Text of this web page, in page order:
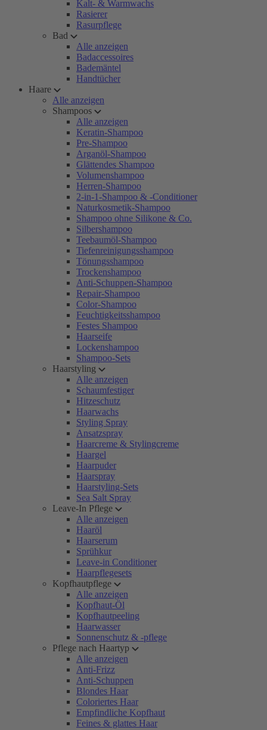
Kalt- & Warmwachs
Rasierer
Rasurpflege
Bad
Alle anzeigen
Badaccessoires
Bademäntel
Handtücher
Haare
Alle anzeigen
Shampoos
Alle anzeigen
Keratin-Shampoo
Pre-Shampoo
Arganöl-Shampoo
Glättendes Shampoo
Volumenshampoo
Herren-Shampoo
2-in-1-Shampoo & -Conditioner
Naturkosmetik-Shampoo
Shampoo ohne Silikone & Co.
Silbershampoo
Teebaumöl-Shampoo
Tiefenreinigungsshampoo
Tönungsshampoo
Trockenshampoo
Anti-Schuppen-Shampoo
Repair-Shampoo
Color-Shampoo
Feuchtigkeitsshampoo
Festes Shampoo
Haarseife
Lockenshampoo
Shampoo-Sets
Haarstyling
Alle anzeigen
Schaumfestiger
Hitzeschutz
Haarwachs
Styling Spray
Ansatzspray
Haarcreme & Stylingcreme
Haargel
Haarpuder
Haarspray
Haarstyling-Sets
Sea Salt Spray
Leave-In Pflege
Alle anzeigen
Haaröl
Haarserum
Sprühkur
Leave-in Conditioner
Haarpflegesets
Kopfhautpflege
Alle anzeigen
Kopfhaut-Öl
Kopfhautpeeling
Haarwasser
Sonnenschutz & -pflege
Pflege nach Haartyp
Alle anzeigen
Anti-Frizz
Anti-Schuppen
Blondes Haar
Coloriertes Haar
Empfindliche Kopfhaut
Feines & glattes Haar